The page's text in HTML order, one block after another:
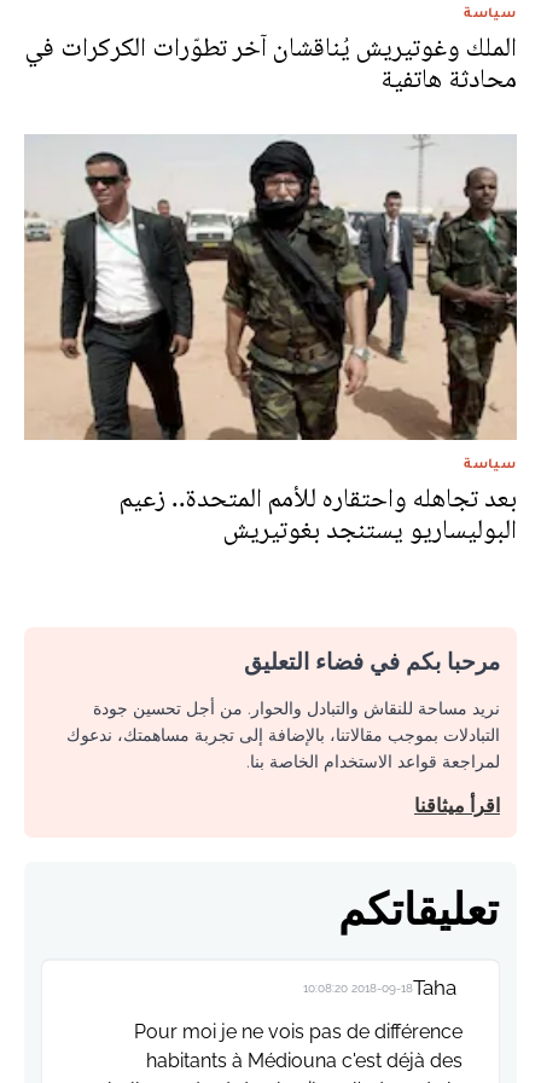
سياسة
الملك وغوتيريش يُناقشان آخر تطوّرات الكركرات في
محادثة هاتفية
سياسة
بعد تجاهله واحتقاره للأمم المتحدة.. زعيم
البوليساريو يستنجد بغوتيريش
مرحبا بكم في فضاء التعليق
نريد مساحة للنقاش والتبادل والحوار. من أجل تحسين جودة
التبادلات بموجب مقالاتنا، بالإضافة إلى تجربة مساهمتك، ندعوك
لمراجعة قواعد الاستخدام الخاصة بنا.
اقرأ ميثاقنا
تعليقاتكم
Taha
2018-09-18 10:08:20
Pour moi je ne vois pas de différence
habitants à Médiouna c'est déjà des